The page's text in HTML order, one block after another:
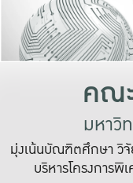
คณ
มหาวิ
มุ่งเน้นบัณฑิตศึกษา วิ
บริหารโครงการพิ